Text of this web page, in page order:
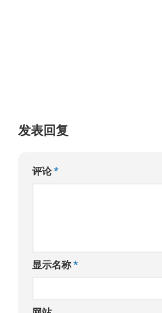
发表回复
评论*
显示名称*